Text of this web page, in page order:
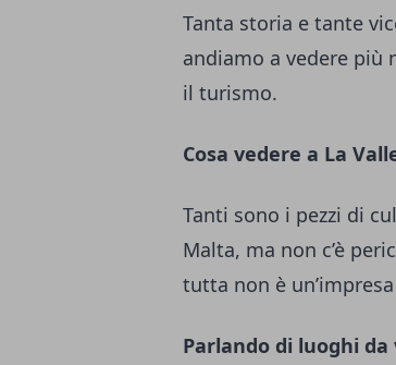
Tanta storia e tante
andiamo a vedere più
il turismo.
Cosa vedere a La
Tanti sono i pezzi di
Malta, ma non c’è
tutta non è
Parlando di luoghi